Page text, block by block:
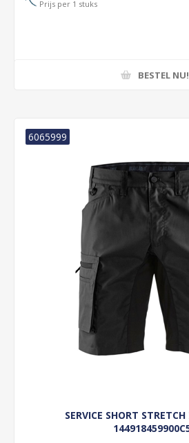
Prijs per 1 stuks
BESTEL NU!
SERVICE SHORT
6065999